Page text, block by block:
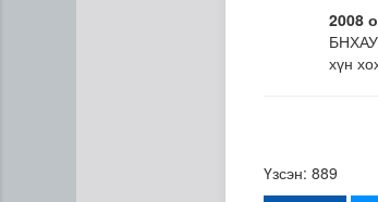
2008
хүн
Үзсэн: 889